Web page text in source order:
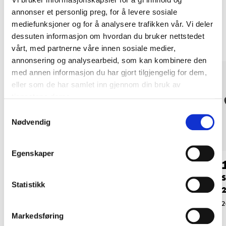
annonser et personlig preg, for å levere sosiale
mediefunksjoner og for å analysere trafikken vår. Vi deler
dessuten informasjon om hvordan du bruker nettstedet
vårt, med partnerne våre innen sosiale medier,
annonsering og analysearbeid, som kan kombinere den
med annen informasjon du har gjort tilgjengelig for dem,
eller som de har samlet inn gjennom din bruk av
Nødvendig
Egenskaper
Statistikk
Markedsføring
Andre kunder har også kjøpt
fasadeflagg